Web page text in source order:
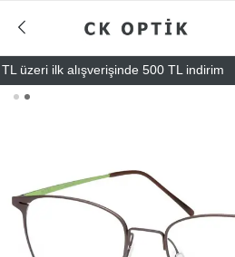
ilk alışverişinde 500 TL indirim